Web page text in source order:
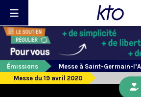
Émissions
Messe à Saint-Germain-
Messe du 19 avril 2020